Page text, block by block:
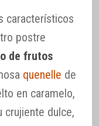
característicos
postre
de frutos
quenelle de
en caramelo,
crujiente dulce,